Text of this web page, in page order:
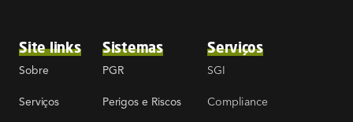
Site links
Sobre
Serviços
Sistemas
PGR
Perigos e Riscos
Serviços
SGI
Compliance